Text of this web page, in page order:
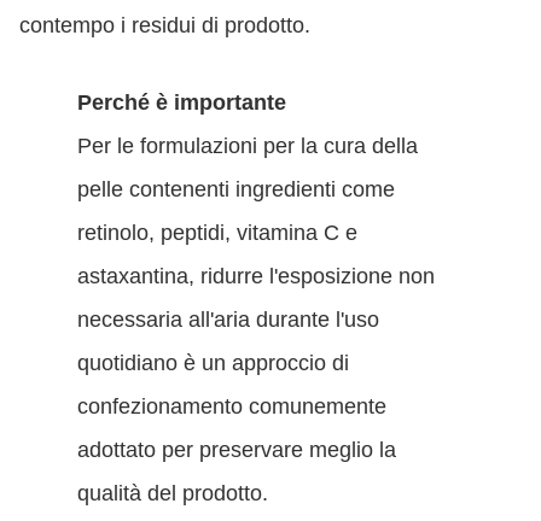
contempo i residui di prodotto.
Perché è importante
Per le formulazioni per la cura della
pelle contenenti ingredienti come
retinolo, peptidi, vitamina C e
astaxantina, ridurre l'esposizione non
necessaria all'aria durante l'uso
quotidiano è un approccio di
confezionamento comunemente
adottato per preservare meglio la
qualità del prodotto.